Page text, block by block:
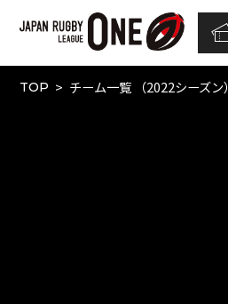
TOP チーム一覧 （2022シーズン）